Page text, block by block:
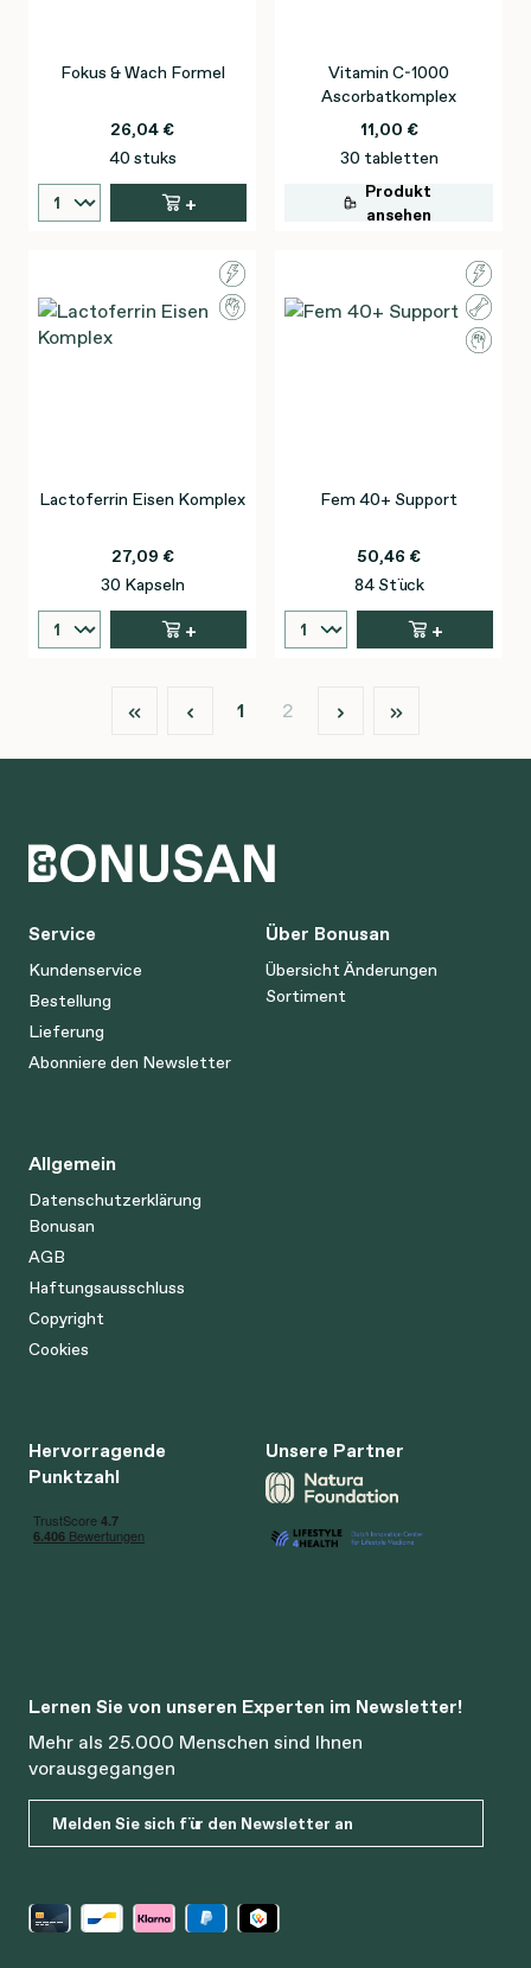
Fokus & Wach Formel
26,04 €
40 stuks
+
Vitamin C-1000
Ascorbatkomplex
11,00 €
30 tabletten
Produkt
ansehen
Lactoferrin Eisen Komplex
27,09 €
30 Kapseln
+
Fem 40+ Support
50,46 €
84 Stück
+
Seite
1 Seite
2
Service
Kundenservice
Bestellung
Lieferung
Abonniere den Newsletter
Über Bonusan
Übersicht Änderungen
Sortiment
Allgemein
Datenschutzerklärung
Bonusan
AGB
Haftungsausschluss
Copyright
Cookies
Hervorragende
Punktzahl
Unsere Partner
Lernen Sie von unseren Experten im Newsletter!
Mehr als 25.000 Menschen sind Ihnen
vorausgegangen
Melden Sie sich für den Newsletter an